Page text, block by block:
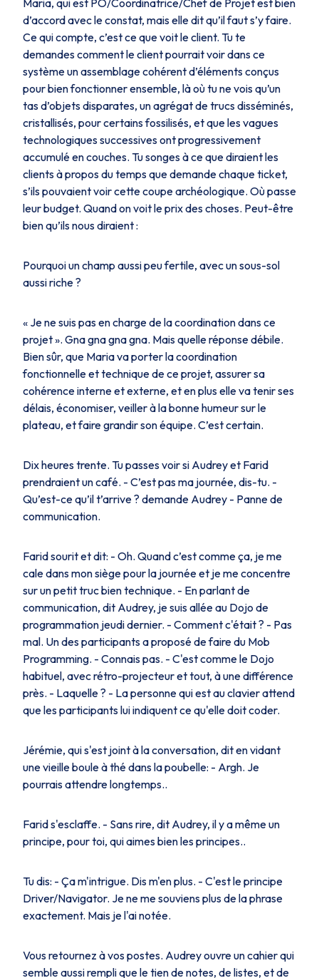
Maria, qui est PO/Coordinatrice/Chef de Projet est bien
d’accord avec le constat, mais elle dit qu’il faut s’y faire.
Ce qui compte, c’est ce que voit le client. Tu te
demandes comment le client pourrait voir dans ce
système un assemblage cohérent d’éléments conçus
pour bien fonctionner ensemble, là où tu ne vois qu’un
tas d’objets disparates, un agrégat de trucs disséminés,
cristallisés, pour certains fossilisés, et que les vagues
technologiques successives ont progressivement
accumulé en couches. Tu songes à ce que diraient les
clients à propos du temps que demande chaque ticket,
s’ils pouvaient voir cette coupe archéologique. Où passe
leur budget. Quand on voit le prix des choses. Peut-être
bien qu’ils nous diraient :
Pourquoi un champ aussi peu fertile, avec un sous-sol
aussi riche ?
« Je ne suis pas en charge de la coordination dans ce
projet ». Gna gna gna gna. Mais quelle réponse débile.
Bien sûr, que Maria va porter la coordination
fonctionnelle et technique de ce projet, assurer sa
cohérence interne et externe, et en plus elle va tenir ses
délais, économiser, veiller à la bonne humeur sur le
plateau, et faire grandir son équipe. C’est certain.
Dix heures trente. Tu passes voir si Audrey et Farid
prendraient un café. - C’est pas ma journée, dis-tu. -
Qu’est-ce qu’il t’arrive ? demande Audrey - Panne de
communication.
Farid sourit et dit: - Oh. Quand c’est comme ça, je me
cale dans mon siège pour la journée et je me concentre
sur un petit truc bien technique. - En parlant de
communication, dit Audrey, je suis allée au Dojo de
programmation jeudi dernier. - Comment c'était ? - Pas
mal. Un des participants a proposé de faire du Mob
Programming. - Connais pas. - C'est comme le Dojo
habituel, avec rétro-projecteur et tout, à une différence
près. - Laquelle ? - La personne qui est au clavier attend
que les participants lui indiquent ce qu'elle doit coder.
Jérémie, qui s'est joint à la conversation, dit en vidant
une vieille boule à thé dans la poubelle: - Argh. Je
pourrais attendre longtemps..
Farid s'esclaffe. - Sans rire, dit Audrey, il y a même un
principe, pour toi, qui aimes bien les principes..
Tu dis: - Ça m'intrigue. Dis m'en plus. - C'est le principe
Driver/Navigator. Je ne me souviens plus de la phrase
exactement. Mais je l'ai notée.
Vous retournez à vos postes. Audrey ouvre un cahier qui
semble aussi rempli que le tien de notes, de listes, et de